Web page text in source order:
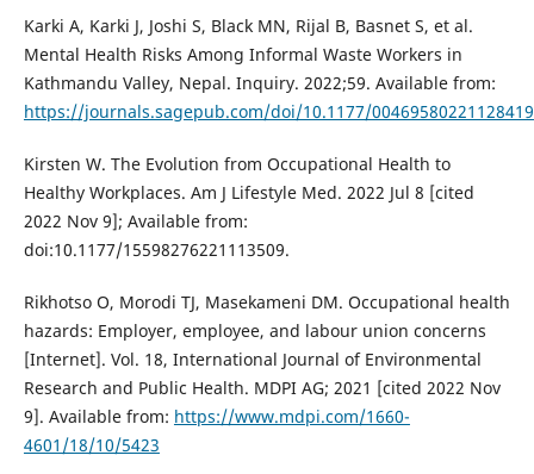
Karki A, Karki J, Joshi S, Black MN, Rijal B, Basnet S, et al.
Mental Health Risks Among Informal Waste Workers in
Kathmandu Valley, Nepal. Inquiry. 2022;59. Available from:
https://journals.sagepub.com/doi/10.1177/00469580221128419
Kirsten W. The Evolution from Occupational Health to
Healthy Workplaces. Am J Lifestyle Med. 2022 Jul 8 [cited
2022 Nov 9]; Available from:
doi:10.1177/15598276221113509.
Rikhotso O, Morodi TJ, Masekameni DM. Occupational health
hazards: Employer, employee, and labour union concerns
[Internet]. Vol. 18, International Journal of Environmental
Research and Public Health. MDPI AG; 2021 [cited 2022 Nov
9]. Available from: https://www.mdpi.com/1660-
4601/18/10/5423